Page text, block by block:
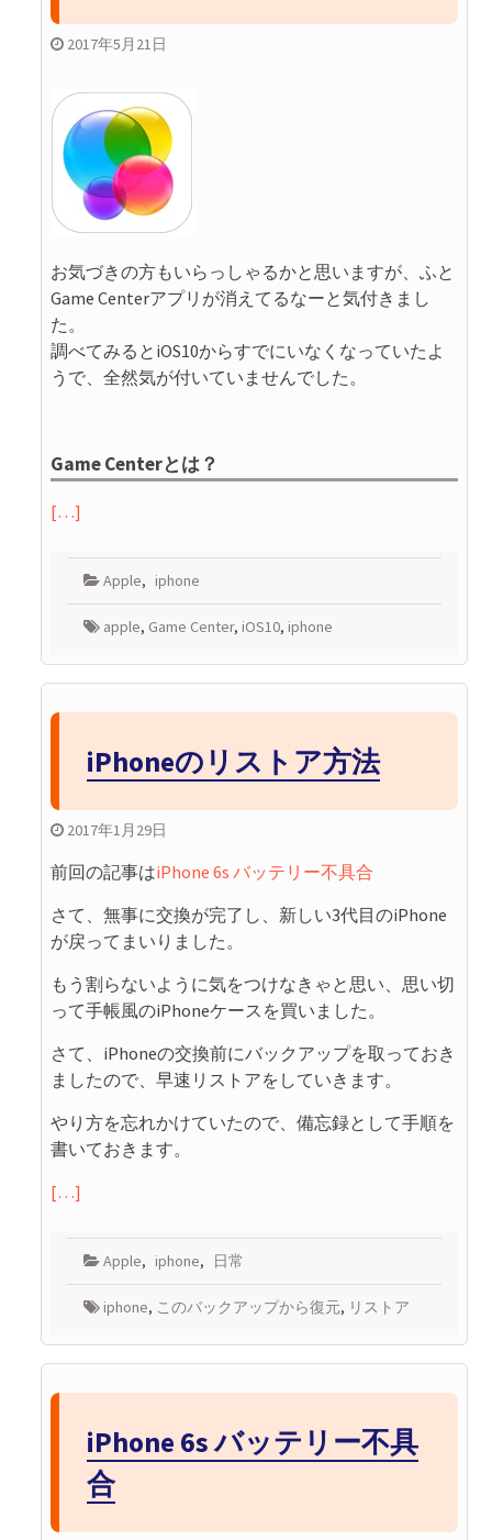
2017年5月21日
お気づきの方もいらっしゃるかと思いますが、ふと
Game Centerアプリが消えてるなーと気付きまし
た。
調べてみるとiOS10からすでにいなくなっていたよ
うで、全然気が付いていませんでした。
Game Centerとは？
[…]
Apple, iphone
apple, Game Center, iOS10, iphone
iPhoneのリストア方法
2017年1月29日
前回の記事はiPhone 6s バッテリー不具合
さて、無事に交換が完了し、新しい3代目のiPhone
が戻ってまいりました。
もう割らないように気をつけなきゃと思い、思い切
って手帳風のiPhoneケースを買いました。
さて、iPhoneの交換前にバックアップを取っておき
ましたので、早速リストアをしていきます。
やり方を忘れかけていたので、備忘録として手順を
書いておきます。
[…]
Apple, iphone, 日常
iphone, このバックアップから復元, リストア
iPhone 6s バッテリー不具
合